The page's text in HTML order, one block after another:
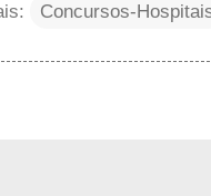
Concursos-